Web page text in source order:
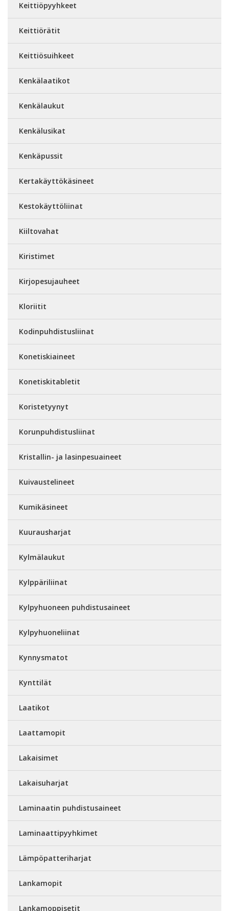
Keittiöpyyhkeet
Keittiörätit
Keittiösuihkeet
Kenkälaatikot
Kenkälaukut
Kenkälusikat
Kenkäpussit
Kertakäyttökäsineet
Kestokäyttöliinat
Kiiltovahat
Kiristimet
Kirjopesujauheet
Kloriitit
Kodinpuhdistusliinat
Konetiskiaineet
Konetiskitabletit
Koristetyynyt
Korunpuhdistusliinat
Kristallin- ja lasinpesuaineet
Kuivaustelineet
Kumikäsineet
Kuurausharjat
Kylmälaukut
Kylppäriliinat
Kylpyhuoneen puhdistusaineet
Kylpyhuoneliinat
Kynnysmatot
Kynttilät
Laatikot
Laattamopit
Lakaisimet
Lakaisuharjat
Laminaatin puhdistusaineet
Laminaattipyyhkimet
Lämpöpatteriharjat
Lankamopit
Lankamoppisetit